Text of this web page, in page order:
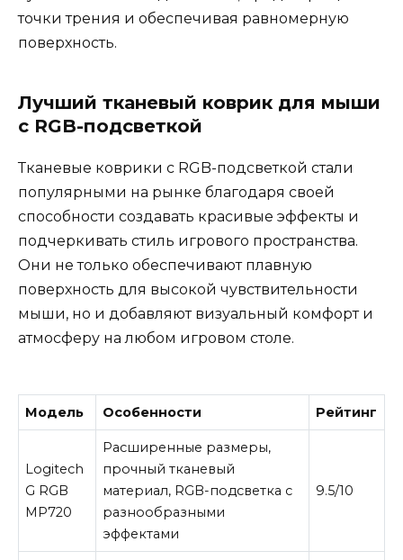
точки трения и обеспечивая равномерную
поверхность.
Лучший тканевый коврик для мыши
с RGB-подсветкой
Тканевые коврики с RGB-подсветкой стали
популярными на рынке благодаря своей
способности создавать красивые эффекты и
подчеркивать стиль игрового пространства.
Они не только обеспечивают плавную
поверхность для высокой чувствительности
мыши, но и добавляют визуальный комфорт и
атмосферу на любом игровом столе.
Модель Особенности Рейтинг
Logitech
G RGB
MP720
Расширенные размеры,
прочный тканевый
материал, RGB-подсветка с
разнообразными
эффектами
9.5/10